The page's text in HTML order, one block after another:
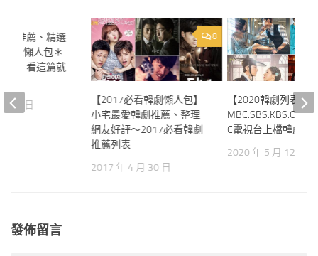
8
【2017必看韓劇懶人包】
小宅最愛韓劇推薦、整理
網友好評～2017必看韓劇
推薦列表
2017 年 4 月 30 日
【2020韓劇列表下
C電視台上檔韓劇列
2020 年 5 月 12 日
劇推薦、精選
超級懶人包＊
劇，看這篇就
月 9 日
發佈留言